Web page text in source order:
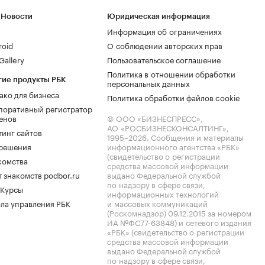
продукты РБК
для бизнеса
регистратор
сайтов
знакомств podbor.ru
управления РБК
Юридическая информация
Информация об ограничениях
О соблюдении авторских прав
Пользовательское соглашение
Политика в отношении обработки
персональных данных
Политика обработки файлов cookie
© ООО «БИЗНЕСПРЕСС»,
АО «РОСБИЗНЕСКОНСАЛТИНГ»,
1995–2026. Сообщения и материалы
информационного агентства «РБК»
(свидетельство о регистрации
средства массовой информации
выдано Федеральной службой
по надзору в сфере связи,
информационных технологий
и массовых коммуникаций
(Роскомнадзор) 09.12.2015 за номером
ИА №ФС77-63848) и сетевого издания
«РБК» (свидетельство о регистрации
средства массовой информации
выдано Федеральной службой
по надзору в сфере связи,